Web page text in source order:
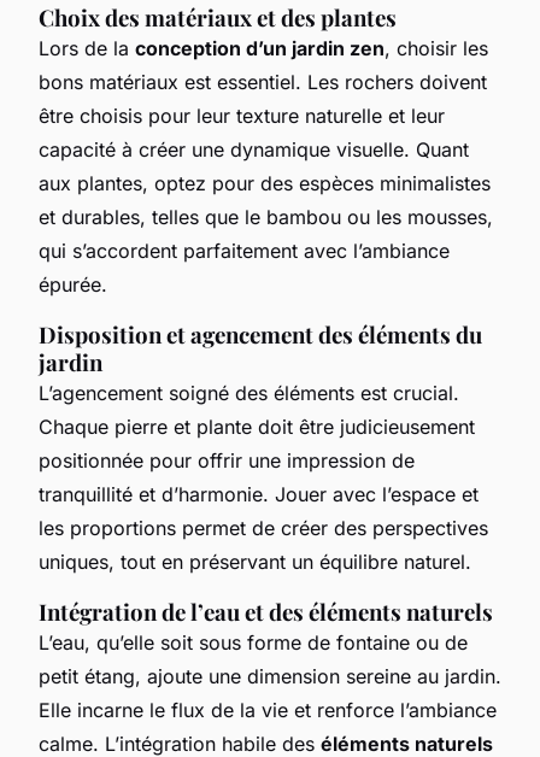
Choix des matériaux et des plantes
Lors de la conception d’un jardin zen, choisir les
bons matériaux est essentiel. Les rochers doivent
être choisis pour leur texture naturelle et leur
capacité à créer une dynamique visuelle. Quant
aux plantes, optez pour des espèces minimalistes
et durables, telles que le bambou ou les mousses,
qui s’accordent parfaitement avec l’ambiance
épurée.
Disposition et agencement des éléments du
jardin
L’agencement soigné des éléments est crucial.
Chaque pierre et plante doit être judicieusement
positionnée pour offrir une impression de
tranquillité et d’harmonie. Jouer avec l’espace et
les proportions permet de créer des perspectives
uniques, tout en préservant un équilibre naturel.
Intégration de l’eau et des éléments naturels
L’eau, qu’elle soit sous forme de fontaine ou de
petit étang, ajoute une dimension sereine au jardin.
Elle incarne le flux de la vie et renforce l’ambiance
calme. L’intégration habile des éléments naturels